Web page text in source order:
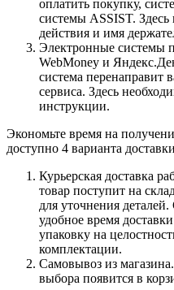
оплатить покупку,
системы ASSIST.
действия и имя
Электронные системы
WebMoney и
система перенаправит
сервиса. Здесь
инструкции.
Экономьте время на
доступно 4 варианта
Курьерская доставка
товар поступит на
для уточнения
удобное время
упаковку на
комплектации.
Самовывоз из
выбора появится в